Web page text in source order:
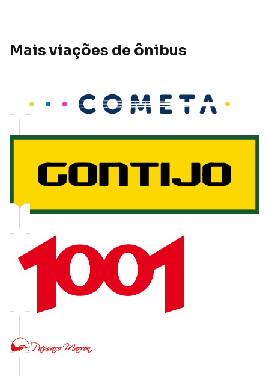
Mais viações de ônibus